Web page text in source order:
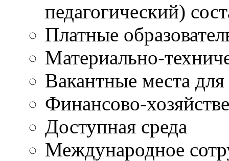
педагогический)
Платные
Материально-
Вакантные места
Финансово-
Доступная среда
Международное